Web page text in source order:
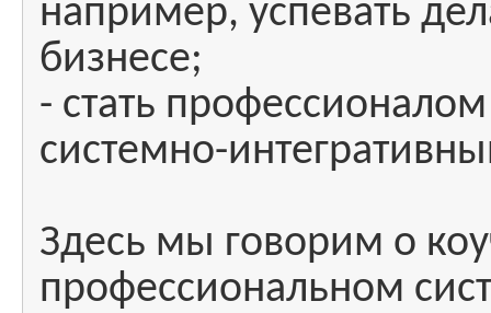
например, успевать
бизнесе;
- стать
системно-
Здесь мы говорим о
профессиональном